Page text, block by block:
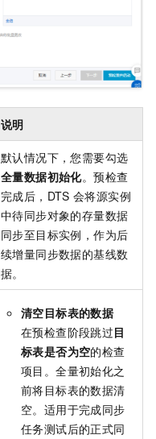
说明
默认情况下，您需要勾选
全量数据初始化。预检查
完成后，DTS 会将源实例
中待同步对象的存量数据
同步至目标实例，作为后
续增量同步数据的基线数
据。
清空目标表的数据
在预检查阶段跳过目
标表是否为空的检查
项目。全量初始化之
前将目标表的数据清
空。适用于完成同步
任务测试后的正式同